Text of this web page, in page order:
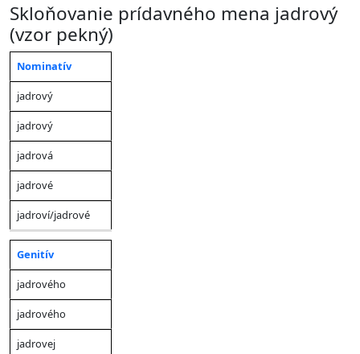
Skloňovanie prídavného mena jadrový
(vzor pekný)
Pád
Rod
(životný)
Nominatív
jadrový
jadrový
jadrová
jadrové
jadroví/jadrové
Genitív
jadrového
jadrového
jadrovej